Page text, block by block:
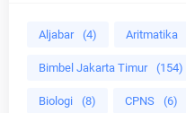
Aljabar (4) Aritmatika
Bimbel Jakarta Timur (154)
Biologi (8) CPNS (6)